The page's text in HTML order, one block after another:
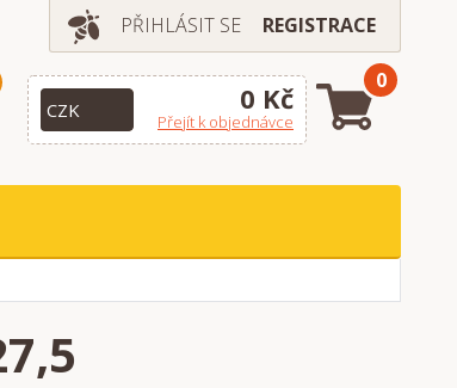
PŘIHLÁSIT SE REGISTRACE
0 Kč
Přejít k objednávce
0